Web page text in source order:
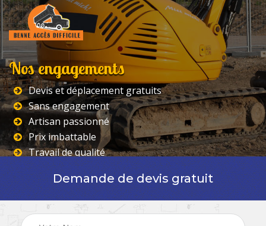
Nos engagements
Devis et déplacement gratuits
Sans engagement
Artisan passionné
Prix imbattable
Travail de qualité
Demande de devis gratuit